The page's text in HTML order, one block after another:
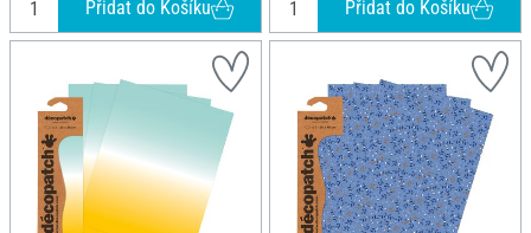
Přidat do Košíku Přidat do Košíku